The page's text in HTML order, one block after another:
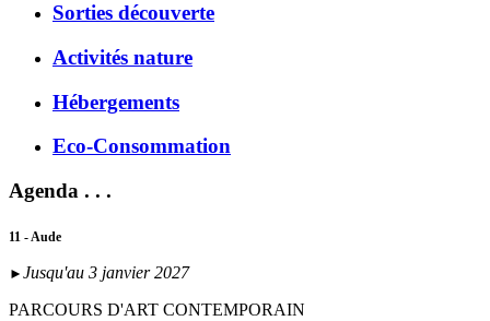
Sorties découverte
Activités nature
Hébergements
Eco-Consommation
Agenda . . .
11 - Aude
► Jusqu'au 3 janvier 2027
PARCOURS D'ART CONTEMPORAIN